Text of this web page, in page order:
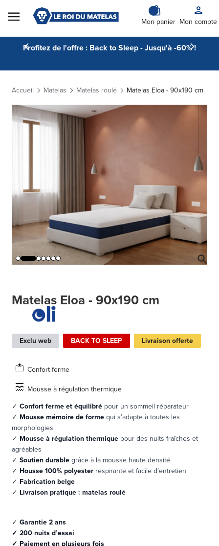
Skip to Content
Mon panier Mon compte
Profitez de l'offre : Back to Sleep - Jusqu'à -60% !
Accueil Matelas Matelas roulé Matelas Eloa - 90x190 cm
Matelas Eloa - 90x190 cm
Exclu web BACK TO SLEEP Livraison offerte
Confort ferme
Mousse à régulation thermique
✓ Confort ferme et équilibré pour un sommeil réparateur
✓ Mousse mémoire de forme qui s’adapte à toutes les
morphologies
✓ Mousse à régulation thermique pour des nuits fraîches et
agréables
✓ Soutien durable grâce à la mousse haute densité
✓ Housse 100% polyester respirante et facile d’entretien
✓ Fabrication belge
✓ Livraison pratique : matelas roulé
✓ Garantie 2 ans
✓ 200 nuits d’essai
✓ Paiement en plusieurs fois